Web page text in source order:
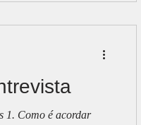
1. Como é acordar